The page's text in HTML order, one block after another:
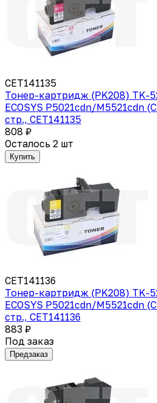
CET141135
Тонер-картридж (PK208) TK-
ECOSYS P5021cdn/M5521cdn
стр., CET141135
808 ₽
Осталось 2 шт
Купить
CET141136
Тонер-картридж (PK208) TK-
ECOSYS P5021cdn/M5521cdn
стр., CET141136
883 ₽
Под заказ
Предзаказ